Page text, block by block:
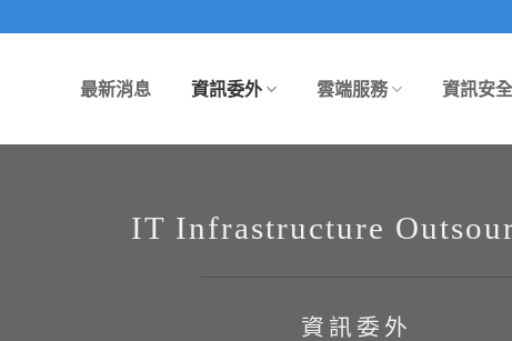
最新消息 資訊委外 雲端服務 資訊安全
IT Infrastructure
資訊委外